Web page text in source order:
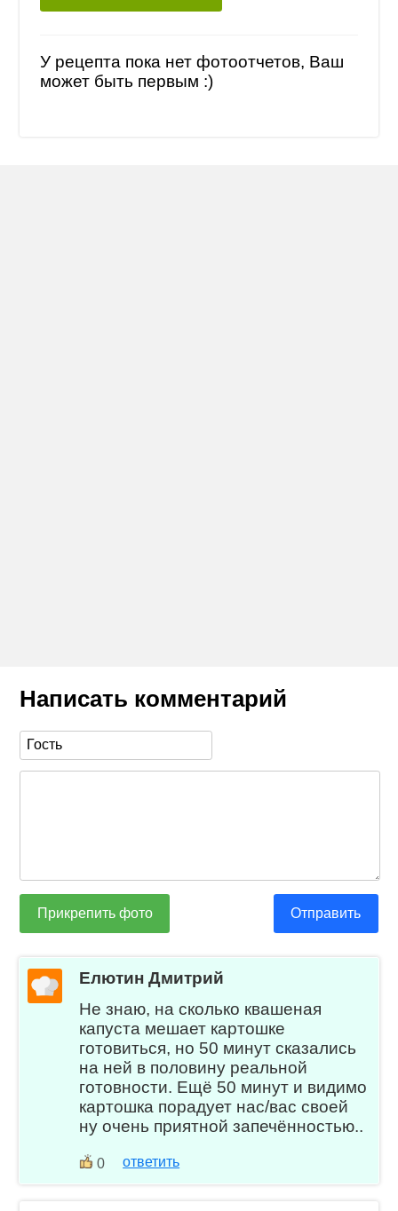
У рецепта пока нет фотоотчетов, Ваш
может быть первым :)
Написать комментарий
Прикрепить фото Отправить
Елютин Дмитрий
Не знаю, на сколько квашеная
капуста мешает картошке
готовиться, но 50 минут сказались
на ней в половину реальной
готовности. Ещё 50 минут и видимо
картошка порадует нас/вас своей
ну очень приятной запечённостью..
0 ответить